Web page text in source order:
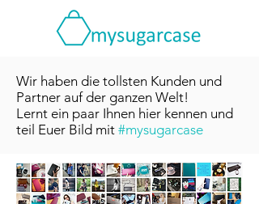
Wir haben die tollsten Kunden und
Partner auf der ganzen Welt!
Lernt ein paar Ihnen hier kennen und
teil Euer Bild mit #mysugarcase